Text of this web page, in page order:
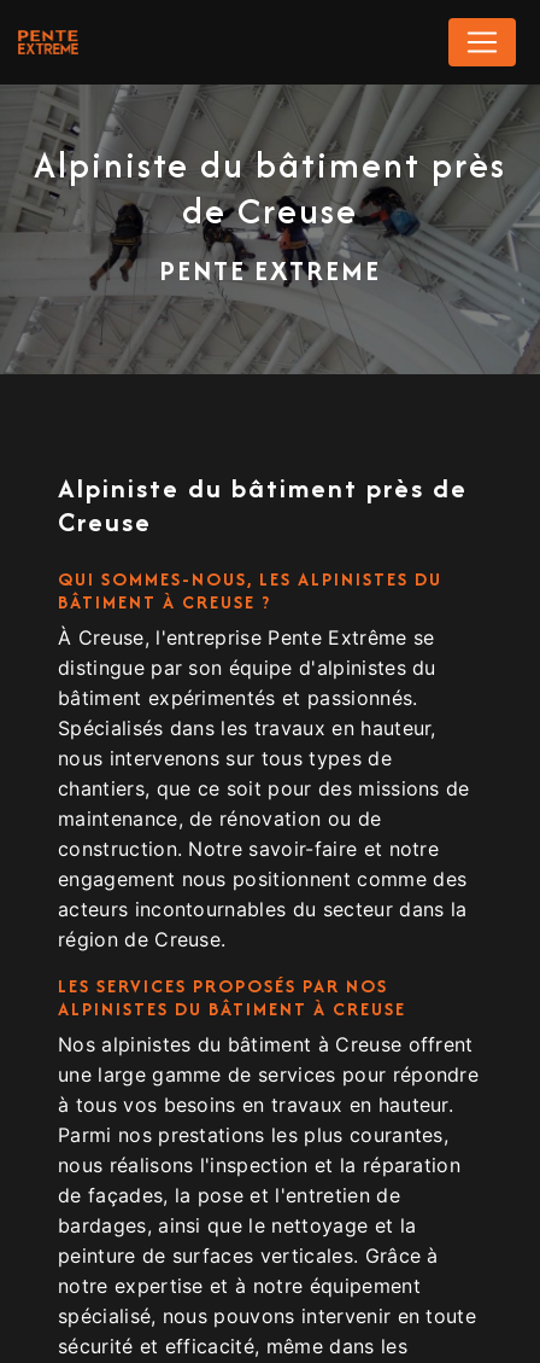
Alpiniste du bâtiment près
de Creuse
PENTE EXTREME
Alpiniste du bâtiment près de
Creuse
QUI SOMMES-NOUS, LES ALPINISTES DU
BÂTIMENT À CREUSE ?
À Creuse, l'entreprise Pente Extrême se
distingue par son équipe d'alpinistes du
bâtiment expérimentés et passionnés.
Spécialisés dans les travaux en hauteur,
nous intervenons sur tous types de
chantiers, que ce soit pour des missions de
maintenance, de rénovation ou de
construction. Notre savoir-faire et notre
engagement nous positionnent comme des
acteurs incontournables du secteur dans la
région de Creuse.
LES SERVICES PROPOSÉS PAR NOS
ALPINISTES DU BÂTIMENT À CREUSE
Nos alpinistes du bâtiment à Creuse offrent
une large gamme de services pour répondre
à tous vos besoins en travaux en hauteur.
Parmi nos prestations les plus courantes,
nous réalisons l'inspection et la réparation
de façades, la pose et l'entretien de
bardages, ainsi que le nettoyage et la
peinture de surfaces verticales. Grâce à
notre expertise et à notre équipement
spécialisé, nous pouvons intervenir en toute
sécurité et efficacité, même dans les